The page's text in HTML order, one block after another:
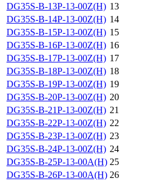
DG35S-B-13P-13-00Z(H) 13
DG35S-B-14P-13-00Z(H) 14
DG35S-B-15P-13-00Z(H) 15
DG35S-B-16P-13-00Z(H) 16
DG35S-B-17P-13-00Z(H) 17
DG35S-B-18P-13-00Z(H) 18
DG35S-B-19P-13-00Z(H) 19
DG35S-B-20P-13-00Z(H) 20
DG35S-B-21P-13-00Z(H) 21
DG35S-B-22P-13-00Z(H) 22
DG35S-B-23P-13-00Z(H) 23
DG35S-B-24P-13-00Z(H) 24
DG35S-B-25P-13-00A(H) 25
DG35S-B-26P-13-00A(H) 26